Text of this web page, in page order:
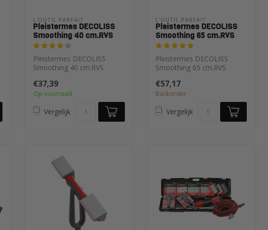
L'OUTIL PARFAIT
Pleistermes DECOLISS
Smoothing 40 cm.RVS
Pleistermes DECOLISS
Smoothing 40 cm.RVS
€37,39
Op voorraad
Vergelijk
L'OUTIL PARFAIT
Pleistermes DECOLISS
Smoothing 65 cm.RVS
Pleistermes DECOLISS
Smoothing 65 cm.RVS
€57,17
Backorder
Vergelijk